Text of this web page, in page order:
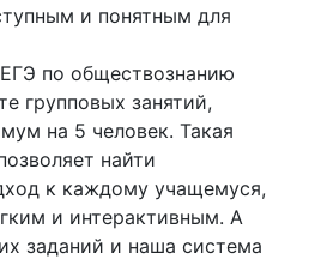
и понятным для
по обществознанию
групповых занятий,
на 5 человек. Такая
найти
к каждому учащемуся,
и интерактивным. А
заданий и наша система